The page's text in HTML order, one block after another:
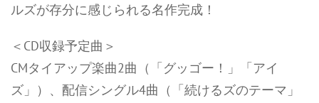
ルズが存分に感じられる名作完成！
＜CD収録予定曲＞
CMタイアップ楽曲2曲（「グッゴー！」「アイ
ズ」）、配信シングル4曲（「続けるズのテーマ」